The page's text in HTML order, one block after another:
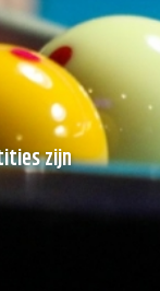
zijn